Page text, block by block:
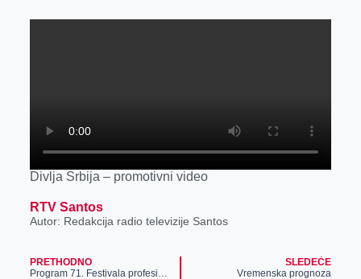
Divlja Srbija – promotivni video
RTV Santos
Autor: Redakcija radio televizije Santos
PRETHODNO
Program 71. Festivala profesionalnih pozorišta Vojvodine
SLEDEĆE
Vremenska prognoza